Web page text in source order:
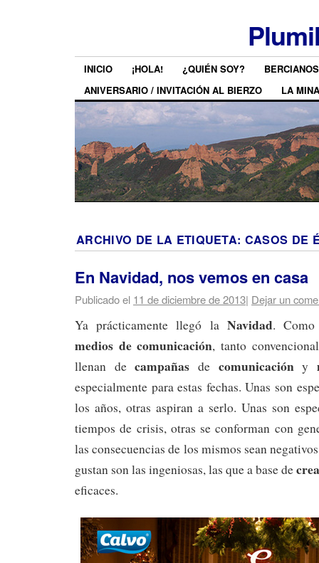
INICIO ¡HOLA! ¿QUIÉN SOY?
ANIVERSARIO / INVITACIÓN AL BIERZO
LA MINA
ARCHIVO DE LA ETIQUETA: CASOS DE
En Navidad, nos vemos en casa
Publicado el 11 de diciembre de 2013| Dejar un
Ya prácticamente llegó la Navidad. Como
medios de comunicación, tanto
llenan decampañas decomunicacióny
especialmente para estas fechas. Unas son
los años, otras aspiran a serlo. Unas son
tiempos de crisis, otras se conforman con
las consecuencias de los mismos sean
gustan son las ingeniosas, las que a base de
eficaces.